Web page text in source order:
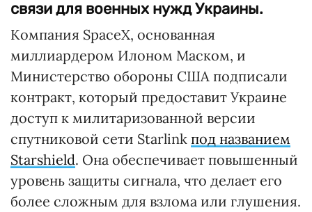
связи для военных нужд Украины.
Компания SpaceX, основанная
миллиардером Илоном Маском, и
Министерство обороны США подписали
контракт, который предоставит Украине
доступ к милитаризованной версии
спутниковой сети Starlink под названием
Starshield. Она обеспечивает повышенный
уровень защиты сигнала, что делает его
более сложным для взлома или глушения.